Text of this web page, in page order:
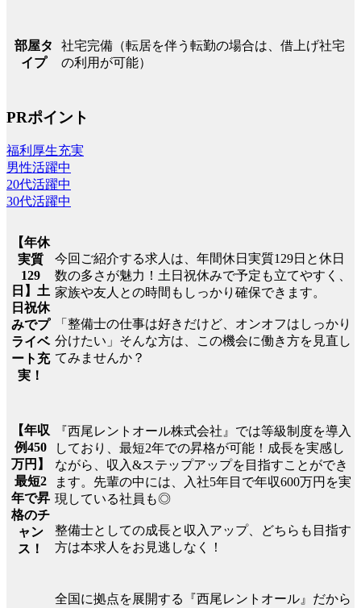
部屋タ
イプ
社宅完備（転居を伴う転勤の場合は、借上げ社宅
の利用が可能）
PRポイント
福利厚生充実
男性活躍中
20代活躍中
30代活躍中
【年休
実質
129
日】土
日祝休
みでプ
ライベ
ート充
実！
今回ご紹介する求人は、年間休日実質129日と休日
数の多さが魅力！土日祝休みで予定も立てやすく、
家族や友人との時間もしっかり確保できます。
「整備士の仕事は好きだけど、オンオフはしっかり
分けたい」そんな方は、この機会に働き方を見直し
てみませんか？
【年収
例450
万円】
最短2
年で昇
格のチ
ャン
ス！
『西尾レントオール株式会社』では等級制度を導入
しており、最短2年での昇格が可能！成長を実感し
ながら、収入&ステップアップを目指すことができ
ます。先輩の中には、入社5年目で年収600万円を実
現している社員も◎
整備士としての成長と収入アップ、どちらも目指す
方は本求人をお見逃しなく！
全国に拠点を展開する『西尾レントオール』だから